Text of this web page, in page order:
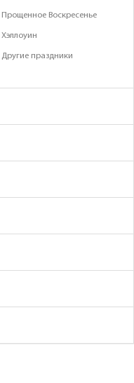
Прощенное Воскресенье
Хэллоуин
Другие праздники